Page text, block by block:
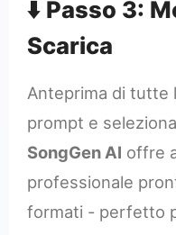
⬇️ Passo 3:
Scarica
Anteprima di tutte
prompt e
SongGen AI offre
professionale
formati - perfetto